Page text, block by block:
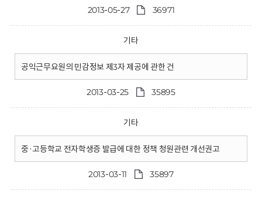
2013-05-27 36971
기타
공익근무요원의 민감정보 제3자 제공에 관한 건
2013-03-25 35895
기타
중·고등학교 전자학생증 발급에 대한 정책 청원관련 개선권고
2013-03-11 35897